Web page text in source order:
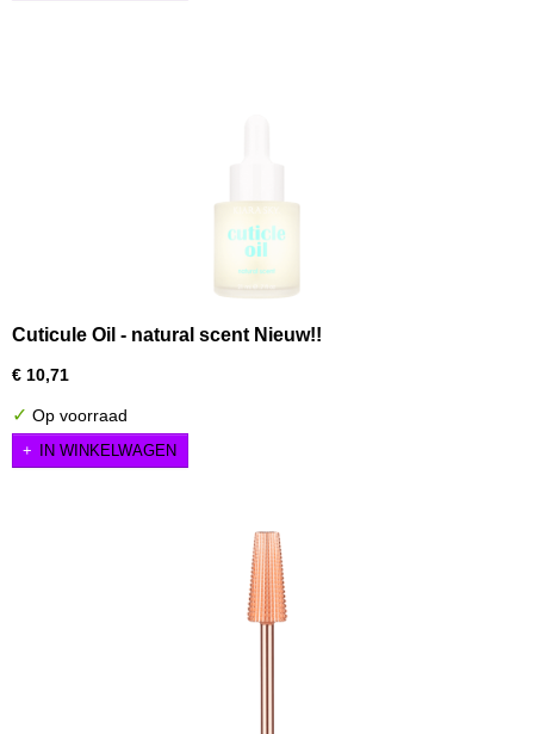
Cuticule Oil - natural scent Nieuw!!
€ 10,71
✓ Op voorraad
IN WINKELWAGEN